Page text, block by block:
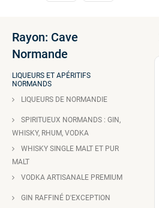
Rayon: Cave
Normande
LIQUEURS ET APÉRITIFS
NORMANDS
LIQUEURS DE NORMANDIE
SPIRITUEUX NORMANDS : GIN,
WHISKY, RHUM, VODKA
WHISKY SINGLE MALT ET PUR
MALT
VODKA ARTISANALE PREMIUM
GIN RAFFINÉ D'EXCEPTION